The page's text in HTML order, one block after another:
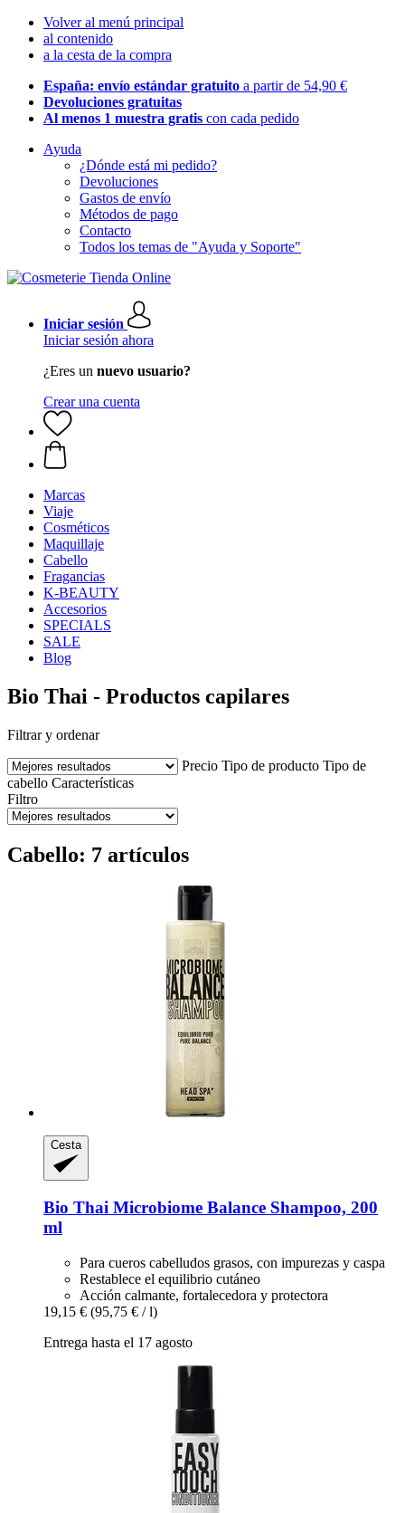
Volver al menú principal
al contenido
a la cesta de la compra
España: envío estándar gratuito a partir de 54,90 €
Devoluciones gratuitas
Al menos 1 muestra gratis con cada pedido
Ayuda
¿Dónde está mi pedido?
Devoluciones
Gastos de envío
Métodos de pago
Contacto
Todos los temas de "Ayuda y Soporte"
Iniciar sesión
Iniciar sesión ahora
¿Eres un nuevo usuario?
Crear una cuenta
Marcas
Viaje
Cosméticos
Maquillaje
Cabello
Fragancias
K-BEAUTY
Accesorios
SPECIALS
SALE
Blog
Bio Thai - Productos capilares
Filtrar y ordenar
Precio Tipo de producto Tipo de
cabello Características
Filtro
Cabello: 7 artículos
Cesta
Bio Thai Microbiome Balance Shampoo, 200
ml
Para cueros cabelludos grasos, con impurezas y caspa
Restablece el equilibrio cutáneo
Acción calmante, fortalecedora y protectora
19,15 € (95,75 € / l)
Entrega hasta el 17 agosto